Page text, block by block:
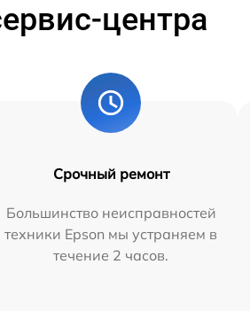
центра
Срочный ремонт
Большинство неисправностей
техники Epson мы устраняем в
течение 2 часов.